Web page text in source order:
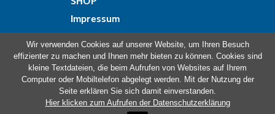
Impressum
Erklärung zur Barrierefreiheit
Beschwerdeformular
Besuchen Sie auch:
Wir verwenden Cookies auf unserer Website, um Ihren Besuch
effizienter zu machen und Ihnen mehr bieten zu können. Cookies sind
kleine Textdateien, die beim Aufrufen von Websites auf Ihrem
Computer oder Mobiltelefon abgelegt werden. Mit der Nutzung der
Seite erklären Sie sich damit einverstanden.
Hier klicken zum Aufrufen der Datenschutzerklärung